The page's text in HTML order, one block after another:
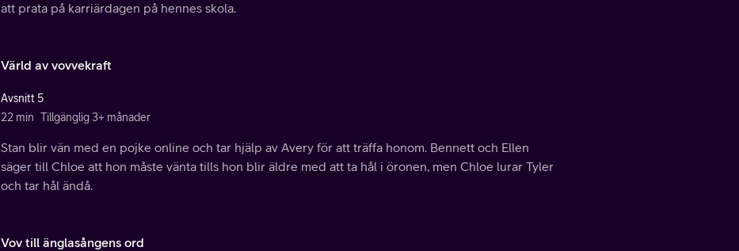
att prata på karriärdagen på hennes skola.
Värld av vovvekraft
Avsnitt 5
22 min Tillgänglig 3+ månader
Stan blir vän med en pojke online och tar hjälp av Avery för att träffa honom. Bennett och Ellen
säger till Chloe att hon måste vänta tills hon blir äldre med att ta hål i öronen, men Chloe lurar Tyler
och tar hål ändå.
Vov till änglasångens ord